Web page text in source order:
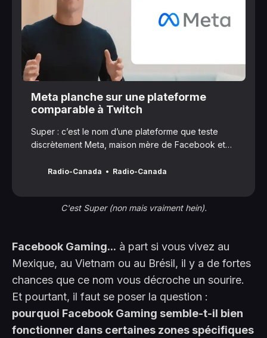
Meta planche sur une plateforme
comparable à Twitch
Super : c’est le nom d’une plateforme que teste
discrètement Meta, maison mère de Facebook et
Radio-Canada Radio-Canada
C'est Super (non mais vraiment hein).
Facebook Gaming... à part si vous vivez au
Mexique, au Vietnam ou au Brésil, il y a de fortes
chances que ce nom vous décroche un sourire.
Et pourtant, il faut se poser la question :
pourquoi Facebook Gaming semble-t-il bien
fonctionner dans certaines zones spécifiques